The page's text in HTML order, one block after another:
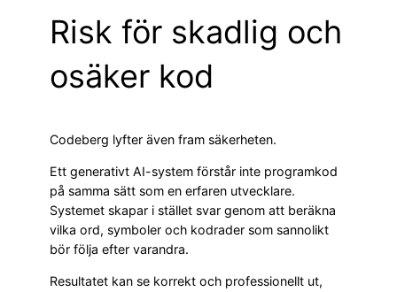
Risk för skadlig och
osäker kod
Codeberg lyfter även fram säkerheten.
Ett generativt AI-system förstår inte programkod
på samma sätt som en erfaren utvecklare.
Systemet skapar i stället svar genom att beräkna
vilka ord, symboler och kodrader som sannolikt
bör följa efter varandra.
Resultatet kan se korrekt och professionellt ut,